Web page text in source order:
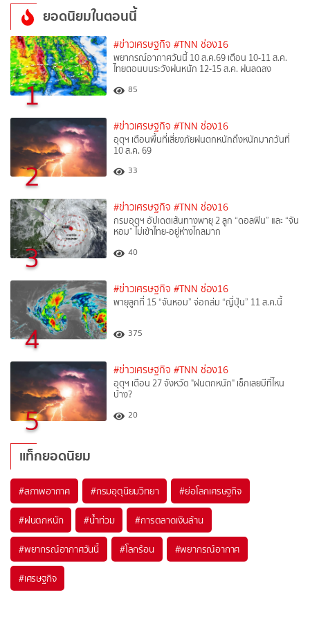
ยอดนิยมในตอนนี้
1
#ข่าวเศรษฐกิจ #TNN ช่อง16
พยากรณ์อากาศวันนี้ 10 ส.ค.69 เตือน 10-11 ส.ค.
ไทยตอนบนระวังฝนหนัก 12-15 ส.ค. ฝนลดลง
85
2
#ข่าวเศรษฐกิจ #TNN ช่อง16
อุตุฯ เตือนพื้นที่เสี่ยงภัยฝนตกหนักถึงหนักมากวันที่
10 ส.ค. 69
33
3
#ข่าวเศรษฐกิจ #TNN ช่อง16
กรมอุตุฯ อัปเดตเส้นทางพายุ 2 ลูก “ดอลฟิน” และ “จัน
หอม” ไม่เข้าไทย-อยู่ห่างไกลมาก
40
4
#ข่าวเศรษฐกิจ #TNN ช่อง16
พายุลูกที่ 15 “จันหอม” จ่อถล่ม “ญี่ปุ่น” 11 ส.ค.นี้
375
5
#ข่าวเศรษฐกิจ #TNN ช่อง16
อุตุฯ เตือน 27 จังหวัด "ฝนตกหนัก" เช็กเลยมีที่ไหน
บ้าง?
20
แท็กยอดนิยม
#สภาพอากาศ #กรมอุตุนิยมวิทยา #ย่อโลกเศรษฐกิจ
#ฝนตกหนัก #น้ำท่วม #การตลาดเงินล้าน
#พยากรณ์อากาศวันนี้ #โลกร้อน #พยากรณ์อากาศ
#เศรษฐกิจ